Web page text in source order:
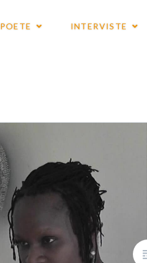
POETE INTERVISTE